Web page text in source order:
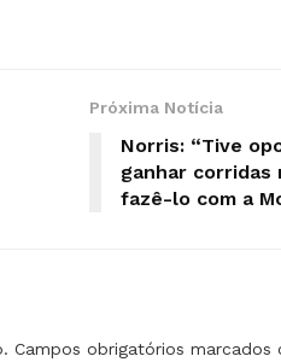
Próxima Notícia
Norris: “Tive
ganhar corridas
fazê-lo com a
Campos obrigatórios marcados